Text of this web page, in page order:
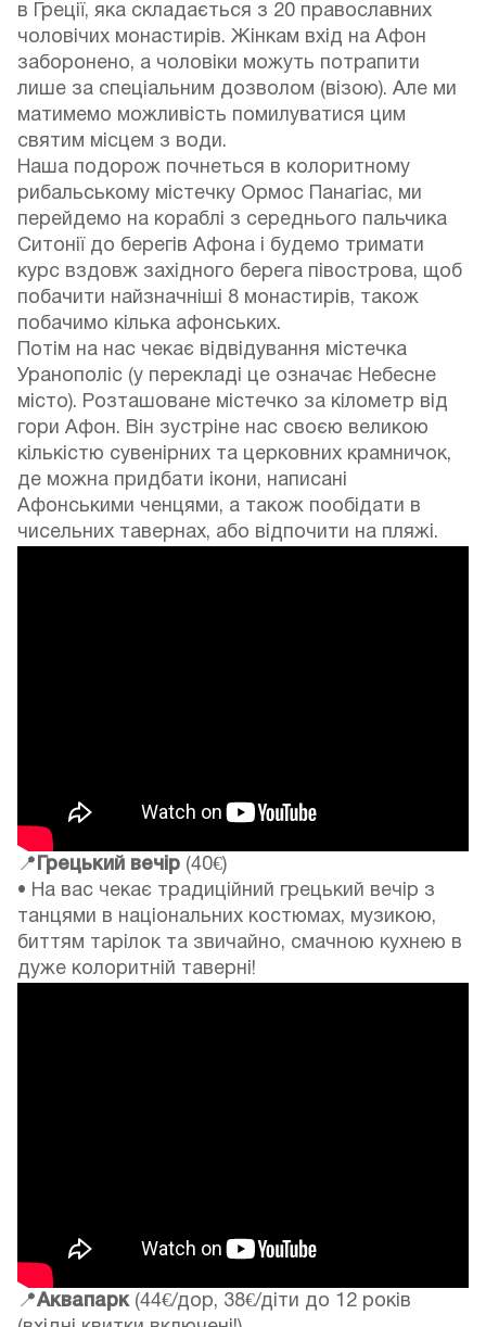
в Греції, яка складається з 20 православних
чоловічих монастирів. Жінкам вхід на Афон
заборонено, а чоловіки можуть потрапити
лише за спеціальним дозволом (візою). Але ми
матимемо можливість помилуватися цим
святим місцем з води.
Наша подорож почнеться в колоритному
рибальському містечку Ормос Панагіас, ми
перейдемо на кораблі з середнього пальчика
Ситонії до берегів Афона і будемо тримати
курс вздовж західного берега півострова, щоб
побачити найзначніші 8 монастирів, також
побачимо кілька афонських.
Потім на нас чекає відвідування містечка
Уранополіс (у перекладі це означає Небесне
місто). Розташоване містечко за кілометр від
гори Афон. Він зустріне нас своєю великою
кількістю сувенірних та церковних крамничок,
де можна придбати ікони, написані
Афонськими ченцями, а також пообідати в
чисельних тавернах, або відпочити на пляжі.
📍 Грецький вечір (40€)
• На вас чекає традиційний грецький вечір з
танцями в національних костюмах, музикою,
биттям тарілок та звичайно, смачною кухнею в
дуже колоритній таверні!
📍Аквапарк(44€/дор, 38€/діти до 12 років